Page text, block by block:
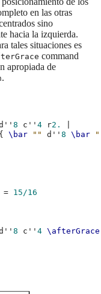
en las otras
sino
hacia la izquierda.
tales situaciones es
command
apropiada de
.
8 c''4 r2.
{ \bar "" d''8 \bar
= 15/16
8 c''4 \afterGrace